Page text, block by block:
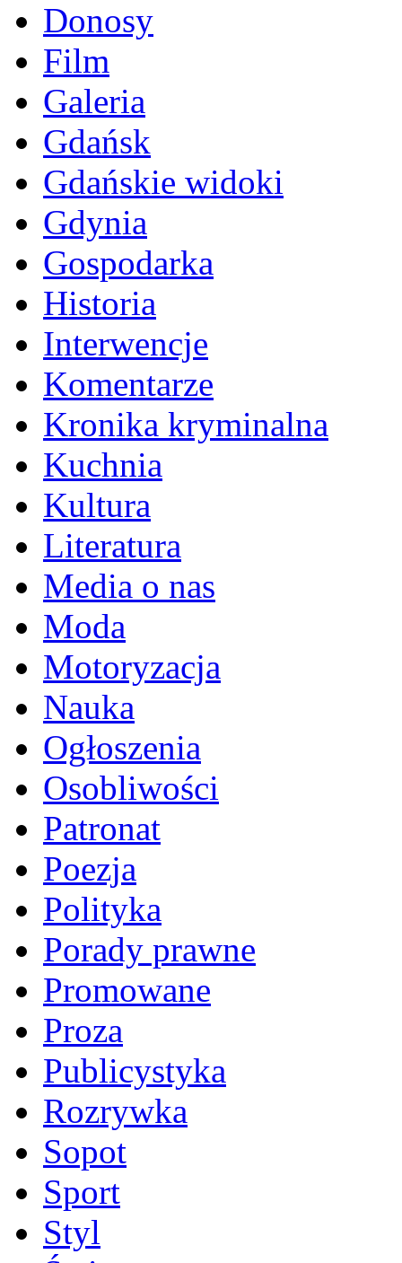
Donosy
Film
Galeria
Gdańsk
Gdańskie widoki
Gdynia
Gospodarka
Historia
Interwencje
Komentarze
Kronika kryminalna
Kuchnia
Kultura
Literatura
Media o nas
Moda
Motoryzacja
Nauka
Ogłoszenia
Osobliwości
Patronat
Poezja
Polityka
Porady prawne
Promowane
Proza
Publicystyka
Rozrywka
Sopot
Sport
Styl